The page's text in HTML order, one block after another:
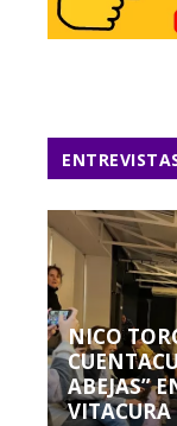
NICO
ABEJAS”
VITACURA